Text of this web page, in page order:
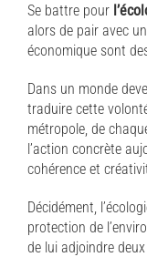
Se battre pour
alors de pair avec
économique sont
Dans un monde
traduire cette
métropole, de
l’action concrète
cohérence et
Décidément,
protection de
de lui adjoindre